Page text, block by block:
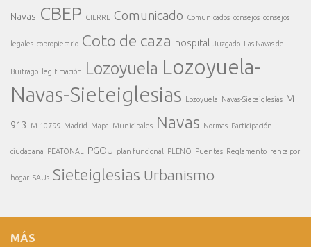
Navas CBEP CIERRE Comunicado Comunicados consejos consejos
legales copropietario Coto de caza hospital Juzgado Las Navas de
Buitrago legitimación Lozoyuela Lozoyuela-
Navas-Sieteiglesias Lozoyuela_Navas-Sieteiglesias M-
913 M-10799 Madrid Mapa Municipales Navas Normas Participación
ciudadana PEATONAL PGOU plan funcional PLENO Puentes Reglamento renta por
hogar SAUs Sieteiglesias Urbanismo
MÁS